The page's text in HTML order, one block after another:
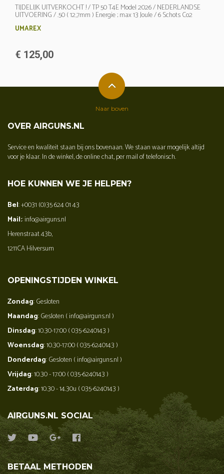
TIJDELIJK UITVERKOCHT ! / TP 50 T4E Model 2026 / NEDERLANDSE
UITVOERING / .50 ( 12,7mm ) Energie ; max 13 Joule / 6 Schots Co2
pistool
UMAREX
€ 125,00
OVER AIRGUNS.NL
Service en kwaliteit staan bij ons bovenaan. We staan waar mogelijk altijd
voor je klaar. In de winkel, de online chat, per mail of telefonisch.
HOE KUNNEN WE JE HELPEN?
Bel: +0031 (0)35 624 01 43
Mail:: info@airguns.nl
Herenstraat 43b,
1211CA Hilversum
OPENINGSTIJDEN WINKEL
Zondag: Gesloten
Maandag: Gesloten ( info@airguns.nl )
Dinsdag: 10.30-17:00 ( 035-6240143 )
Woensdag: 10.30-17:00 ( 035-6240143 )
Donderdag: Gesloten ( info@airguns.nl )
Vrijdag: 10.30 - 17:00 ( 035-6240143 )
Zaterdag: 10.30 - 14.30u ( 035-6240143 )
AIRGUNS.NL SOCIAL
BETAAL METHODEN
Naar boven